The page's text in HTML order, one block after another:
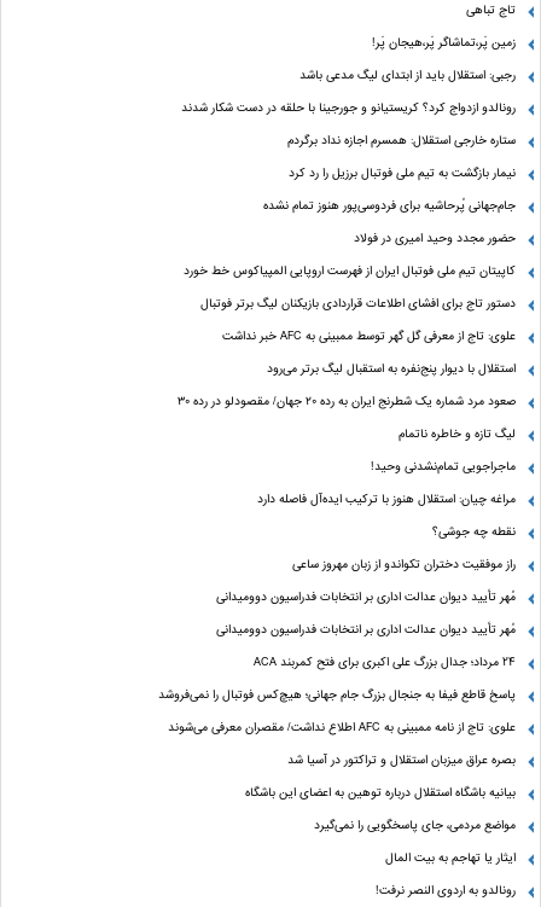
تاج تباهی
زمین پَر،تماشاگر پَر،هیجان پَر!
رجبی: استقلال باید از ابتدای لیگ مدعی باشد
رونالدو ازدواج کرد؟ کریستیانو و جورجینا با حلقه در دست شکار شدند
ستاره خارجی استقلال: همسرم اجازه نداد برگردم
نیمار بازگشت به تیم ملی فوتبال برزیل را رد کرد
جام‌جهانی پُرحاشیه برای فردوسی‌پور هنوز تمام نشده
حضور مجدد وحید امیری در فولاد
کاپیتان تیم ملی فوتبال ایران از فهرست اروپایی المپیاکوس خط خورد
دستور تاج برای افشای اطلاعات قراردادی بازیکنان لیگ برتر فوتبال
علوی: تاج از معرفی گل گهر توسط ممبینی به AFC خبر نداشت
استقلال با دیوار پنج‌نفره به استقبال لیگ برتر می‌رود
صعود مرد شماره یک شطرنج ایران به رده ۲۰ جهان/ مقصودلو در رده ۳۰
لیگ تازه و خاطره ناتمام
ماجراجویی تمام‌نشدنی وحید!
مراغه چیان: استقلال هنوز با ترکیب ایده‌آل فاصله دارد
نقطه چه جوشی؟
راز موفقیت دختران تکواندو از زبان مهروز ساعی
مُهر تأیید دیوان عدالت اداری بر انتخابات فدراسیون دوومیدانی
مُهر تأیید دیوان عدالت اداری بر انتخابات فدراسیون دوومیدانی
24 مرداد؛ جدال بزرگ علی‌ اکبری برای فتح کمربند ACA
پاسخ قاطع فیفا به جنجال بزرگ جام جهانی؛ هیچ‌کس فوتبال را نمی‌فروشد
علوی: تاج از نامه ممبینی به AFC اطلاع نداشت/ مقصران معرفی می‌شوند
بصره عراق میزبان استقلال و تراکتور در آسیا شد
بیانیه باشگاه استقلال درباره توهین به اعضای این باشگاه
مواضع مردمی، جای پاسخگویی را نمی‌گیرد
ایثار یا تهاجم به بیت المال
رونالدو به اردوی النصر نرفت!